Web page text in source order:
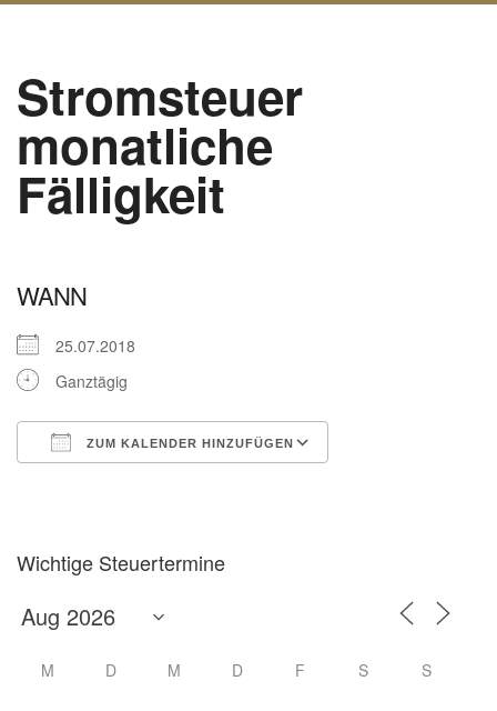
Stromsteuer
monatliche
Fälligkeit
WANN
25.07.2018
Ganztägig
ZUM KALENDER HINZUFÜGEN
Wichtige Steuertermine
M D M D F S S